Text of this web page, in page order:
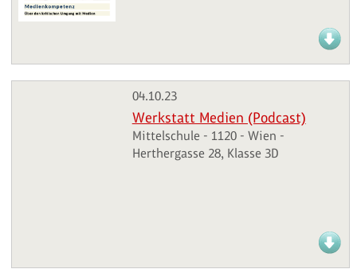
04.10.23
Werkstatt Medien (Podcast)
Mittelschule - 1120 - Wien -
Herthergasse 28, Klasse 3D